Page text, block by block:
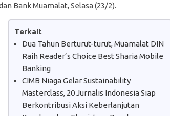
Bank Muamalat, Selasa (23/2).
Terkait
Dua Tahun Berturut-turut, Muamalat DIN
Raih Reader’s Choice Best Sharia Mobile
Banking
CIMB Niaga Gelar Sustainability
Masterclass, 20 Jurnalis Indonesia Siap
Berkontribusi Aksi Keberlanjutan